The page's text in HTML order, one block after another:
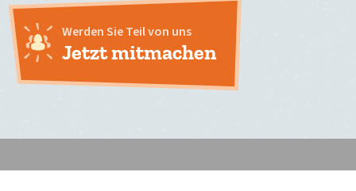
Werden Sie Teil von uns
Jetzt mitmachen